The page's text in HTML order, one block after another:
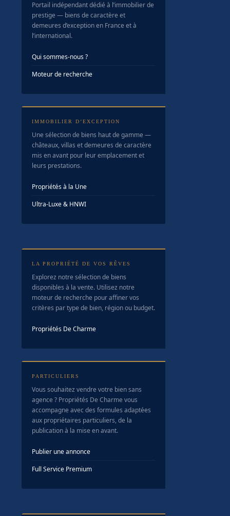
Portail indépendant dédié à l’immobilier de
prestige — biens de caractère et
demeures d’exception en France et à
l’international.
Qui sommes-nous ?
Moteur de recherche
IMMOBILIER D’EXCEPTION
Une sélection de biens haut de gamme —
châteaux, villas et demeures de caractère
mis en avant pour leur emplacement et
leurs prestations.
Propriétés à la Une
Ultra-Luxe & HNWI
LA PROPRIÉTÉ DE VOS RÊVES
Explorez notre sélection de biens
disponibles à la vente. Utilisez notre
moteur de recherche pour affiner vos
critères par type de bien, région ou budget.
Propriétés De Charme
PARTICULIERS
Vous souhaitez vendre votre bien sans
agence ? Propriétés De Charme vous
accompagne avec des formules adaptées
aux propriétaires particuliers, de la
publication à la mise en avant.
Publier une annonce
Full Service Premium